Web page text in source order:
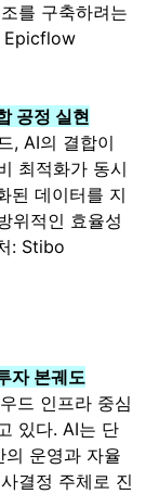
를 구축하려는
Epicflow
공정 실현
, AI의 결합이
최적화가 동시
된 데이터를 지
위적인 효율성
: Stibo
자 본궤도
드 인프라 중심
있다. AI는 단
운영과 자율
결정 주체로 진